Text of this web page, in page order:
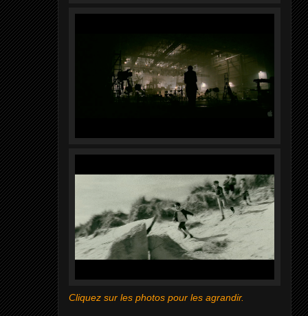
Cliquez sur les photos pour les agrandir.